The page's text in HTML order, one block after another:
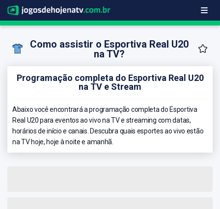
Como assistir o Esportiva Real U20
na TV?
Programação completa do Esportiva Real U20
na TV e Stream
Abaixo você encontrará a programação completa do Esportiva
Real U20 para eventos ao vivo na TV e streaming com datas,
horários de início e canais. Descubra quais esportes ao vivo estão
na TV hoje, hoje à noite e amanhã.